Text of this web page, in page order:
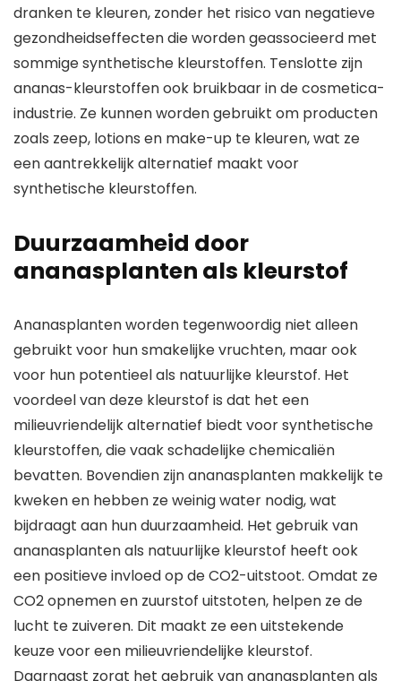
dranken te kleuren, zonder het risico van negatieve
gezondheidseffecten die worden geassocieerd met
sommige synthetische kleurstoffen. Tenslotte zijn
ananas-kleurstoffen ook bruikbaar in de cosmetica-
industrie. Ze kunnen worden gebruikt om producten
zoals zeep, lotions en make-up te kleuren, wat ze
een aantrekkelijk alternatief maakt voor
synthetische kleurstoffen.
Duurzaamheid door
ananasplanten als kleurstof
Ananasplanten worden tegenwoordig niet alleen
gebruikt voor hun smakelijke vruchten, maar ook
voor hun potentieel als natuurlijke kleurstof. Het
voordeel van deze kleurstof is dat het een
milieuvriendelijk alternatief biedt voor synthetische
kleurstoffen, die vaak schadelijke chemicaliën
bevatten. Bovendien zijn ananasplanten makkelijk te
kweken en hebben ze weinig water nodig, wat
bijdraagt aan hun duurzaamheid. Het gebruik van
ananasplanten als natuurlijke kleurstof heeft ook
een positieve invloed op de CO2-uitstoot. Omdat ze
CO2 opnemen en zuurstof uitstoten, helpen ze de
lucht te zuiveren. Dit maakt ze een uitstekende
keuze voor een milieuvriendelijke kleurstof.
Daarnaast zorgt het gebruik van ananasplanten als